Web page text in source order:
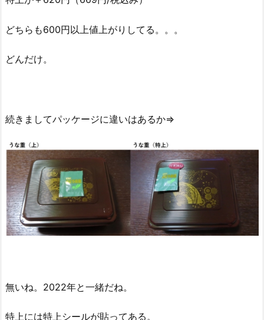
どちらも600円以上値上がりしてる。。。
どんだけ。
続きましてパッケージに違いはあるか⇒
無いね。2022年と一緒だね。
特上には特上シールが貼ってある。